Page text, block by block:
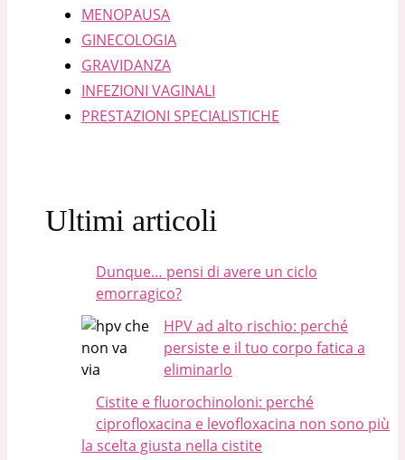
MENOPAUSA
GINECOLOGIA
GRAVIDANZA
INFEZIONI VAGINALI
PRESTAZIONI SPECIALISTICHE
Ultimi articoli
Dunque… pensi di avere un ciclo
emorragico?
HPV ad alto rischio: perché
persiste e il tuo corpo fatica a
eliminarlo
Cistite e fluorochinoloni: perché
ciprofloxacina e levofloxacina non sono più
la scelta giusta nella cistite